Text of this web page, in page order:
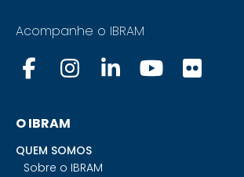
Acompanhe o IBRAM
O IBRAM
QUEM SOMOS
Sobre o IBRAM